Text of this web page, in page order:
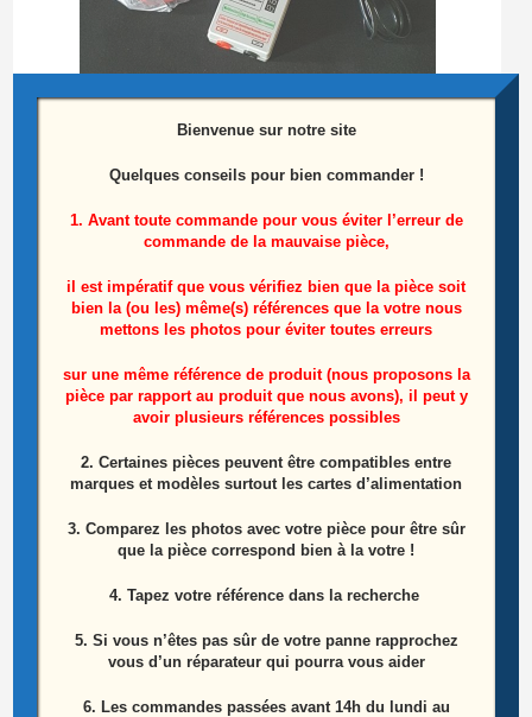
25,00€
Ajouter au panier
Produits similaires
Bienvenue sur notre site
Quelques conseils pour bien commander !
1. Avant toute commande pour vous éviter l’erreur de
commande de la mauvaise pièce,
il est impératif que vous vérifiez bien que la pièce soit
bien la (ou les) même(s) références que la votre nous
mettons les photos pour éviter toutes erreurs
sur une même référence de produit (nous proposons la
pièce par rapport au produit que nous avons), il peut y
avoir plusieurs références possibles
2. Certaines pièces peuvent être compatibles entre
marques et modèles surtout les cartes d’alimentation
3. Comparez les photos avec votre pièce pour être sûr
que la pièce correspond bien à la votre !
4. Tapez votre référence dans la recherche
5. Si vous n’êtes pas sûr de votre panne rapprochez
vous d’un réparateur qui pourra vous aider
6. Les commandes passées avant 14h du lundi au